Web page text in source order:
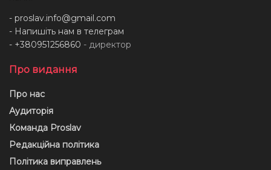
- proslav.info@gmail.com
- Напишіть нам в телеграм
- +380951256860 - директор
Про видання
Про нас
Аудиторія
Команда Proslav
Редакційна політика
Політика виправлень